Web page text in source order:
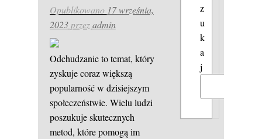
Opublikowano 17 września,
2023przezadmin
Odchudzanie to temat, który
zyskuje coraz większą
popularność w dzisiejszym
społeczeństwie. Wielu ludzi
poszukuje skutecznych
metod, które pomogą im
z
u
k
a
j